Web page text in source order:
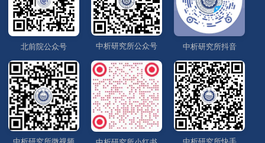
北前院公众号 中析研究所公众号 中析研究所抖音